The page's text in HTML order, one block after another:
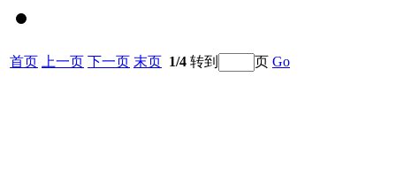
首页 上一页 下一页 末页 1/4 转到 页 Go